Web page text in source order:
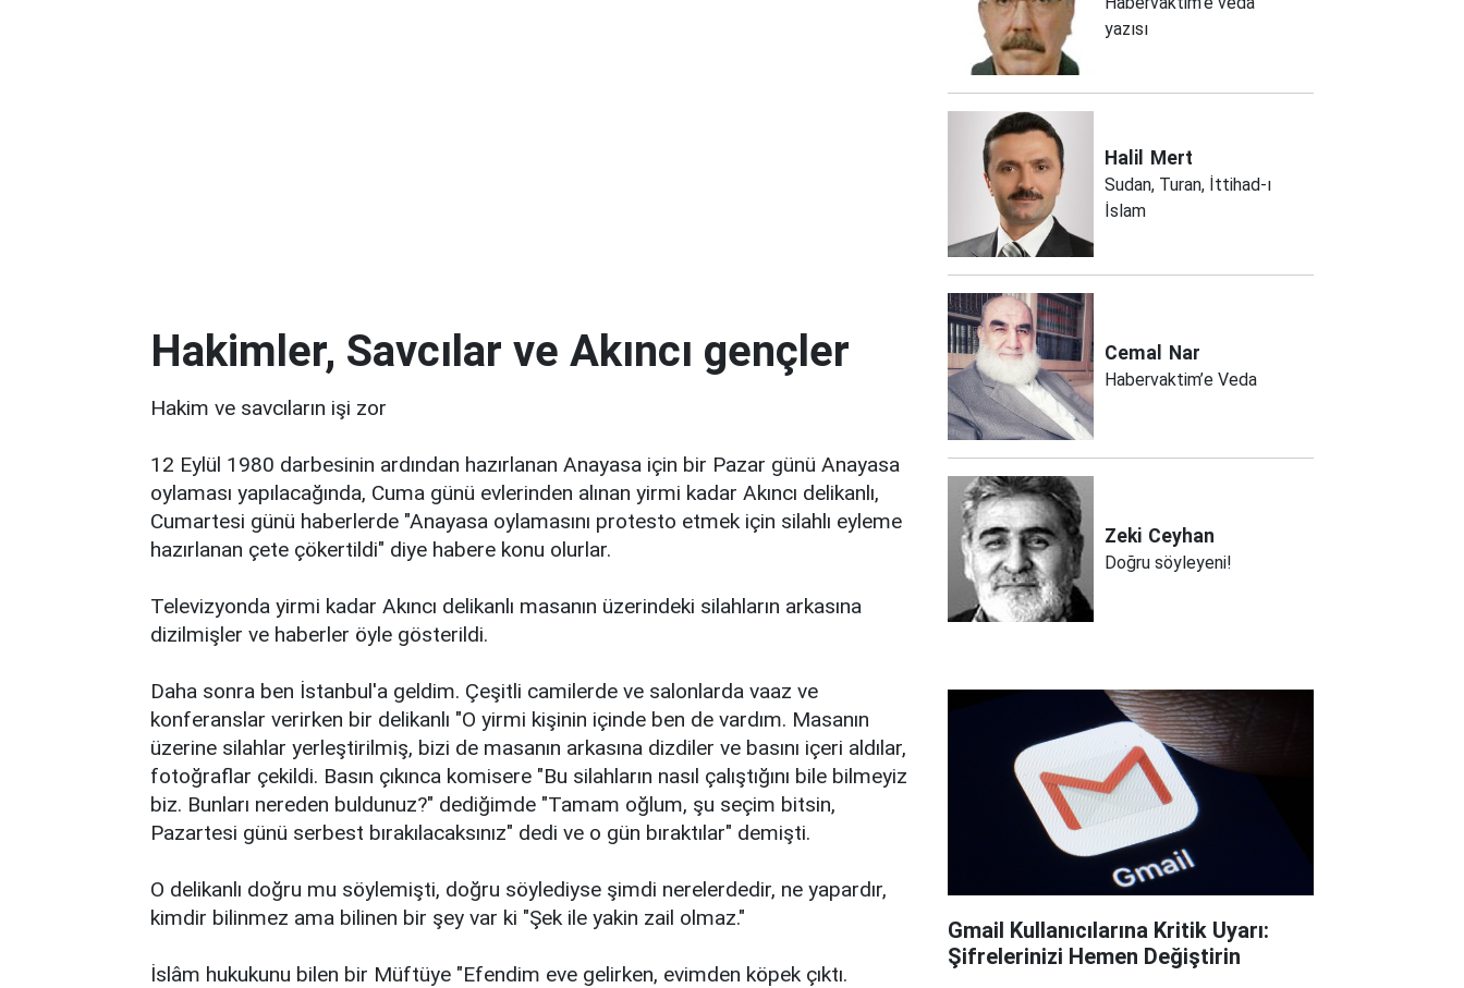
Hakimler, Savcılar ve Akıncı gençler
Hakim ve savcıların işi zor
12 Eylül 1980 darbesinin ardından hazırlanan Anayasa için bir Pazar günü Anayasa
oylaması yapılacağında, Cuma günü evlerinden alınan yirmi kadar Akıncı delikanlı,
Cumartesi günü haberlerde "Anayasa oylamasını protesto etmek için silahlı eyleme
hazırlanan çete çökertildi" diye habere konu olurlar.
Televizyonda yirmi kadar Akıncı delikanlı masanın üzerindeki silahların arkasına
dizilmişler ve haberler öyle gösterildi.
Daha sonra ben İstanbul'a geldim. Çeşitli camilerde ve salonlarda vaaz ve
konferanslar verirken bir delikanlı "O yirmi kişinin içinde ben de vardım. Masanın
üzerine silahlar yerleştirilmiş, bizi de masanın arkasına dizdiler ve basını içeri aldılar,
fotoğraflar çekildi. Basın çıkınca komisere "Bu silahların nasıl çalıştığını bile bilmeyiz
biz. Bunları nereden buldunuz?" dediğimde "Tamam oğlum, şu seçim bitsin,
Pazartesi günü serbest bırakılacaksınız" dedi ve o gün bıraktılar" demişti.
O delikanlı doğru mu söylemişti, doğru söylediyse şimdi nerelerdedir, ne yapardır,
kimdir bilinmez ama bilinen bir şey var ki "Şek ile yakin zail olmaz."
İslâm hukukunu bilen bir Müftüye "Efendim eve gelirken, evimden köpek çıktı.
yazısı
Halil Mert
Sudan, Turan, İttihad-ı
İslam
Cemal Nar
Habervaktim’e Veda
Zeki Ceyhan
Doğru söyleyeni!
Gmail Kullanıcılarına Kritik Uyarı:
Şifrelerinizi Hemen Değiştirin